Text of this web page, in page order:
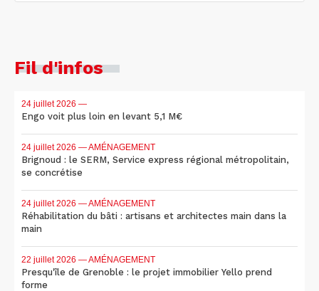
Fil d'infos
24 juillet 2026 —
Engo voit plus loin en levant 5,1 M€
24 juillet 2026 — AMÉNAGEMENT
Brignoud : le SERM, Service express régional métropolitain,
se concrétise
24 juillet 2026 — AMÉNAGEMENT
Réhabilitation du bâti : artisans et architectes main dans la
main
22 juillet 2026 — AMÉNAGEMENT
Presqu'île de Grenoble : le projet immobilier Yello prend
forme